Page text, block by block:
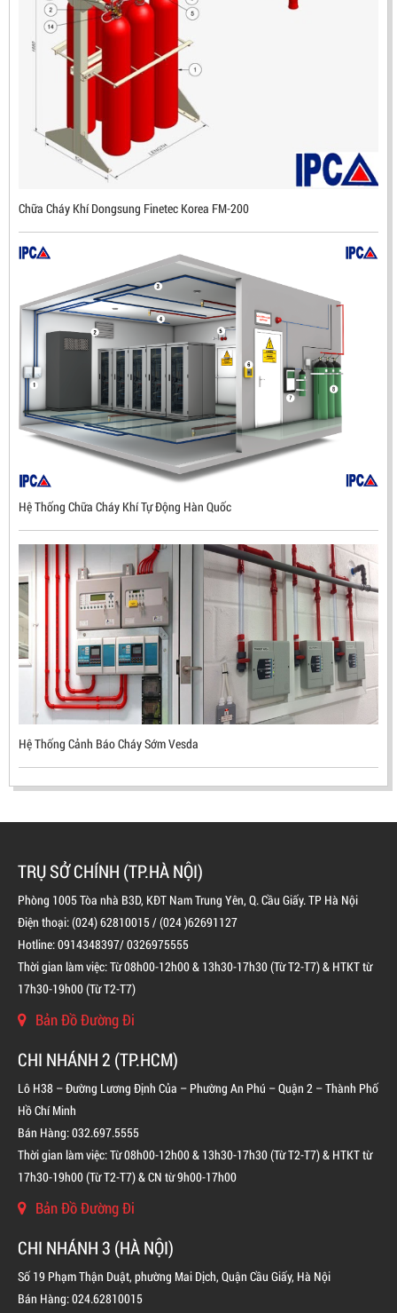
ĐẦU BÁO LỬA CHỐNG NỔ IR3- DX500 (MEKASENTRON
LIÊN HỆ
ĐẦU BÁO LỬA CHỐNG NỔ UV/IR- UX300 –
MEKASENTRON KOREA
LIÊN HỆ
Mã sản phẩm: UX300
BÌNH CHỮA CHÁY ĐỘC LẬP KHÍ FM200
Chữa Cháy Khí Dongsung Finetec Korea FM-200
Hệ Thống Chữa Cháy Khí Tự Động Hàn Quốc
Hệ Thống Cảnh Báo Cháy Sớm Vesda
TRỤ SỞ CHÍNH (TP.HÀ NỘI)
Phòng 1005 Tòa nhà B3D, KĐT Nam Trung Yên, Q. Cầu Giấy. TP Hà Nội
Điện thoại: (024) 62810015 / (024 )62691127
Hotline: 0914348397/ 0326975555
Thời gian làm việc: Từ 08h00-12h00 & 13h30-17h30 (Từ T2-T7) & HTKT từ
17h30-19h00 (Từ T2-T7)
Bản Đồ Đường Đi
CHI NHÁNH 2 (TP.HCM)
Lô H38 – Đường Lương Định Của – Phường An Phú – Quận 2 – Thành Phố
Hồ Chí Minh
Bán Hàng: 032.697.5555
Thời gian làm việc: Từ 08h00-12h00 & 13h30-17h30 (Từ T2-T7) & HTKT từ
17h30-19h00 (Từ T2-T7) & CN từ 9h00-17h00
Bản Đồ Đường Đi
CHI NHÁNH 3 (HÀ NỘI)
Số 19 Phạm Thận Duật, phường Mai Dịch, Quận Cầu Giấy, Hà Nội
Bán Hàng: 024.62810015